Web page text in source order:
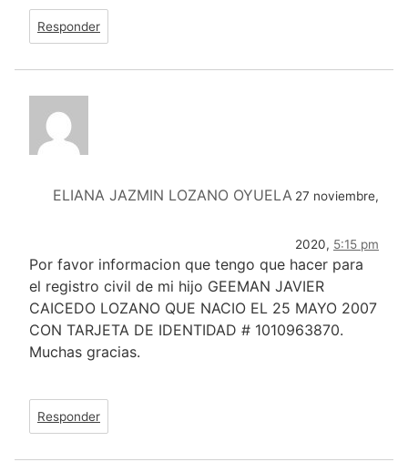
Responder
ELIANA JAZMIN LOZANO OYUELA 27 noviembre,
2020, 5:15 pm
Por favor informacion que tengo que hacer para
el registro civil de mi hijo GEEMAN JAVIER
CAICEDO LOZANO QUE NACIO EL 25 MAYO 2007
CON TARJETA DE IDENTIDAD # 1010963870.
Muchas gracias.
Responder